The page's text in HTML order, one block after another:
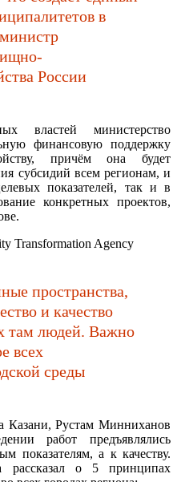
в
России
властей министерство
финансовую поддержку
причём она будет
субсидий всем регионам, и
показателей, так и в
конкретных проектов,
Transformation Agency
пространства,
и качество
там людей. Важно
всех
среды
Казани, Рустам Минниханов
работ предъявлялись
показателям, а к качеству.
рассказал о 5 принципах